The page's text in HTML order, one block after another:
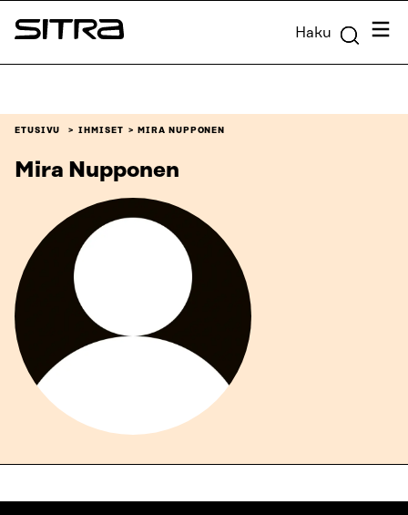
Siirry
suoraan
Sitra Haku
ETUSIVU IHMISET MIRA NUPPONEN
Mira Nupponen